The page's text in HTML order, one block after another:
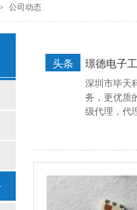
公司动态
璟德电子
头条
深圳市毕天
务，更优质
级代理，代